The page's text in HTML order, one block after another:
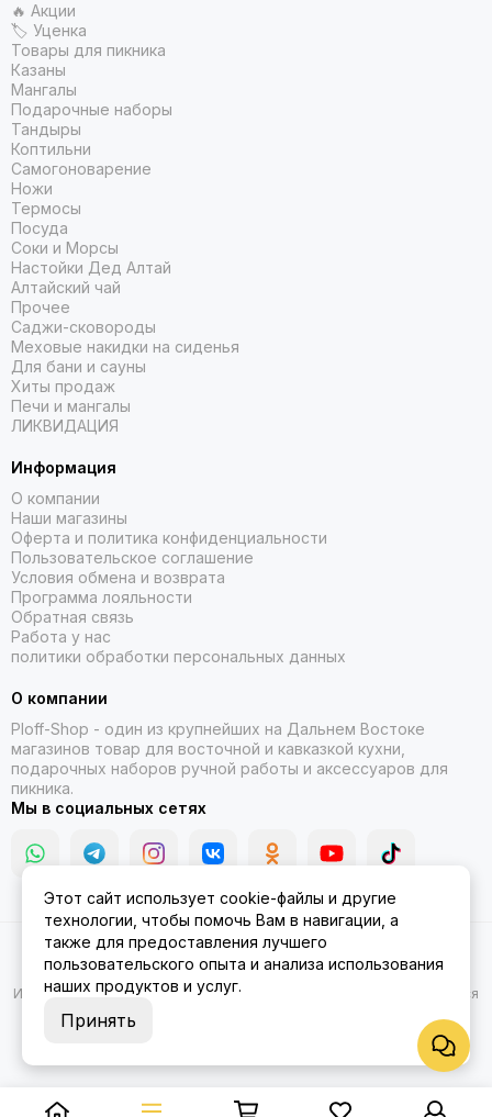
🔥 Акции
🏷 Уценка
Товары для пикника
Казаны
Мангалы
Подарочные наборы
Тандыры
Коптильни
Самогоноварение
Ножи
Термосы
Посуда
Соки и Морсы
Настойки Дед Алтай
Алтайский чай
Прочее
Саджи-сковороды
Меховые накидки на сиденья
Для бани и сауны
Хиты продаж
Печи и мангалы
ЛИКВИДАЦИЯ
Информация
О компании
Наши магазины
Оферта и политика конфиденциальности
Пользовательское соглашение
Условия обмена и возврата
Программа лояльности
Обратная связь
Работа у нас
политики обработки персональных данных
О компании
Ploff-Shop - один из крупнейших на Дальнем Востоке
магазинов товар для восточной и кавказкой кухни,
подарочных наборов ручной работы и аксессуаров для
пикника.
Мы в социальных сетях
2026 © Казаны, мангалы, тандыры | Ploff Shop Комсомольск-на-
Амуре.Карта сайта
Информация на сайте носит ознакомительный характер и не является
Этот сайт использует cookie-файлы и другие
технологии, чтобы помочь Вам в навигации, а
также для предоставления лучшего
пользовательского опыта и анализа использования
наших продуктов и услуг.
Принять